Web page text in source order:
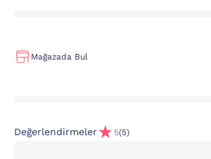
Mağazada Bul
Değerlendirmeler 5(5)